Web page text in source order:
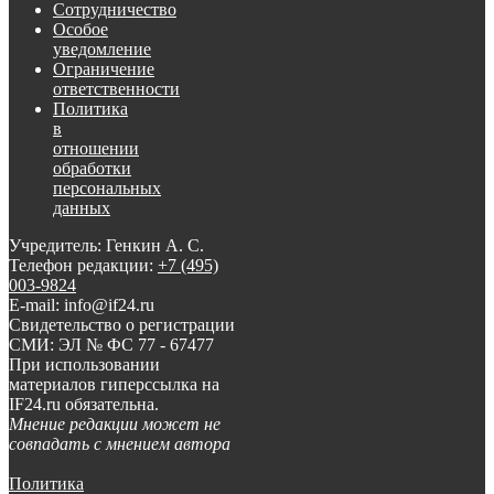
Сотрудничество
Особое
уведомление
Ограничение
ответственности
Политика
в
отношении
обработки
персональных
данных
Учредитель: Генкин А. С.
Телефон редакции: +7 (495)
003-9824
E-mail: info@if24.ru
Свидетельство о регистрации
СМИ: ЭЛ № ФС 77 - 67477
При использовании
материалов гиперссылка на
IF24.ru обязательна.
Мнение редакции может не
совпадать с мнением автора
Политика